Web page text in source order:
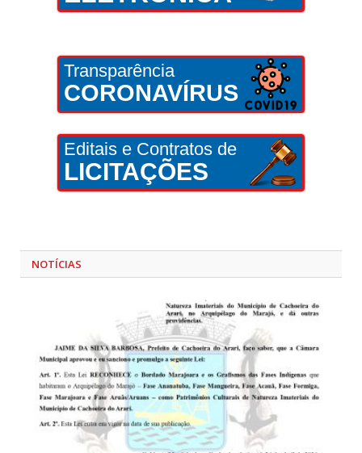
Transparência
CORONAVÍRUS
Editais e Contratos de
LICITAÇÕES
NOTÍCIAS